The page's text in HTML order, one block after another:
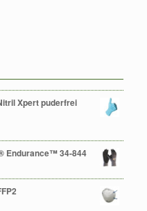
Xpert puderfrei
Endurance™ 34-844